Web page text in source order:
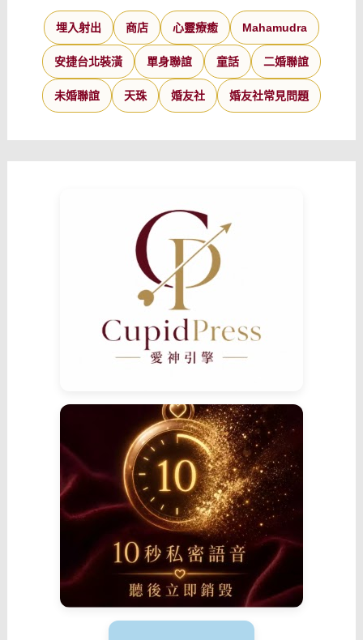
埋入射出 商店 心靈療癒 Mahamudra
安捷台北裝潢 單身聯誼 童話 二婚聯誼
未婚聯誼 天珠 婚友社 婚友社常見問題